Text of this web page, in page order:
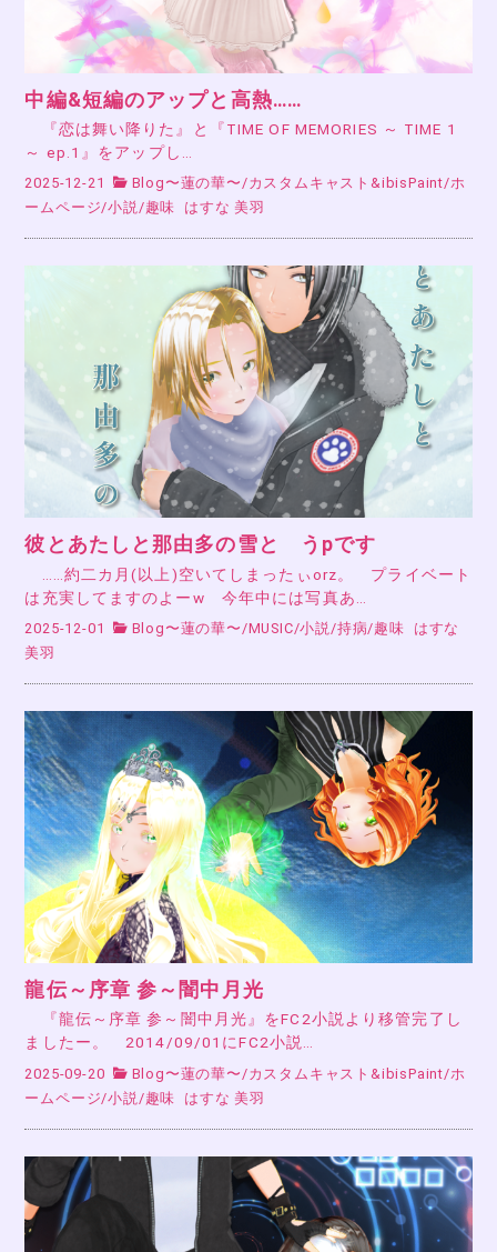
中編&短編のアップと高熱……
『恋は舞い降りた』と『TIME OF MEMORIES ～ TIME 1
～ ep.1』をアップし…
2025-12-21 Blog〜蓮の華〜/カスタムキャスト&ibisPaint/ホ
ームページ/小説/趣味 はすな 美羽
彼とあたしと那由多の雪と うpです
……約二カ月(以上)空いてしまったぃorz。 プライベート
は充実してますのよーw 今年中には写真あ…
2025-12-01 Blog〜蓮の華〜 /MUSIC/小説 /持病/趣味
はすな
美羽
龍伝～序章 参～闇中月光
『龍伝～序章 参～闇中月光』をFC2小説より移管完了し
ましたー。 2014/09/01にFC2小説…
2025-09-20 Blog〜蓮の華〜 /カスタムキャスト&ibisPaint/ホ
ームページ/小説 /趣味 はすな 美羽